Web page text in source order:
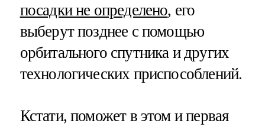
посадки не определено, его
выберут позднее с помощью
орбитального спутника и других
технологических приспособлений.
Кстати, поможет в этом и первая